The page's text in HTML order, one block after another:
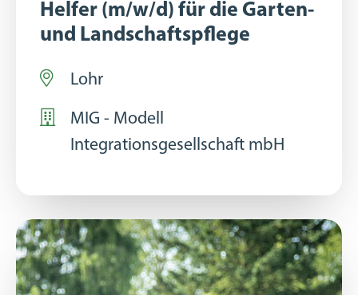
Helfer (m/w/d) für die Garten-
und Landschaftspflege
Lohr
MIG - Modell
Integrationsgesellschaft mbH